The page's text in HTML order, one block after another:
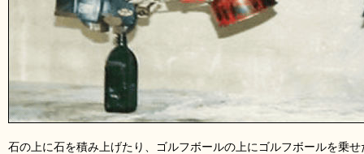
石の上に石を積み上げたり、ゴルフボールの上にゴルフボールを乗